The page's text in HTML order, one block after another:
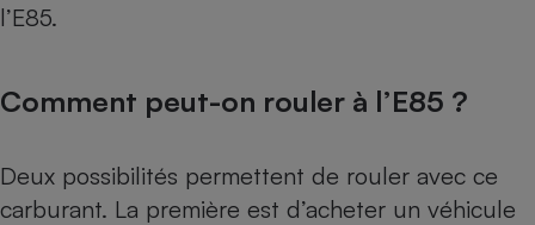
l’E85.
Comment peut-on rouler à l’E85 ?
Deux possibilités permettent de rouler avec ce
carburant. La première est d’acheter un véhicule